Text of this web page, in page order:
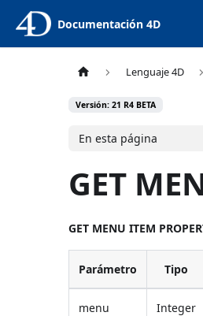
Documentación 4D
Lenguaje 4D
Versión: 21 R4 BETA
En esta página
GET
GET MENU ITEM
Parámetro Tipo
menu Integer